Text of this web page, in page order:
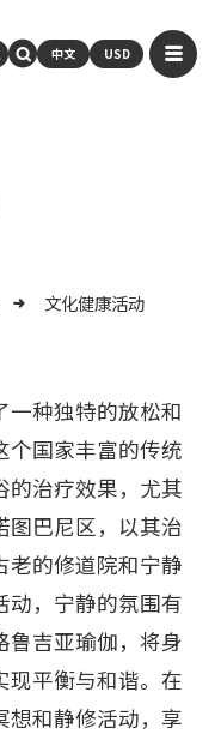
中文 USD
文化健康活动
一种独特的放松和
个国家丰富的传统
的治疗效果，尤其
图巴尼区，以其治
老的修道院和宁静
动，宁静的氛围有
鲁吉亚瑜伽，将身
现平衡与和谐。在
想和静修活动，享